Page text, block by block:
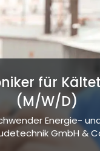
für
(M/W/D)
Energie-
GmbH &